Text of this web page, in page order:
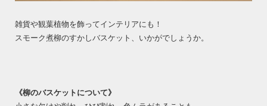
雑貨や観葉植物を飾ってインテリアにも！
スモーク煮柳のすかしバスケット、いかがでしょうか。
《柳のバスケットについて》